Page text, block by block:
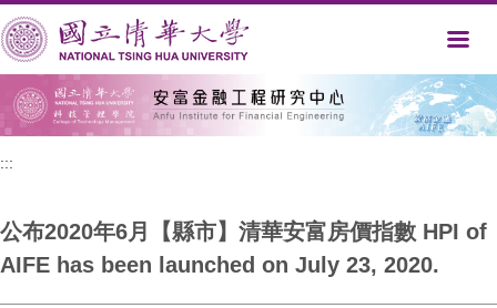
跳
到
主
要
內
容
:::
公布2020年6月【縣市】清華安富房價指數 HPI of
AIFE has been launched on July 23, 2020.